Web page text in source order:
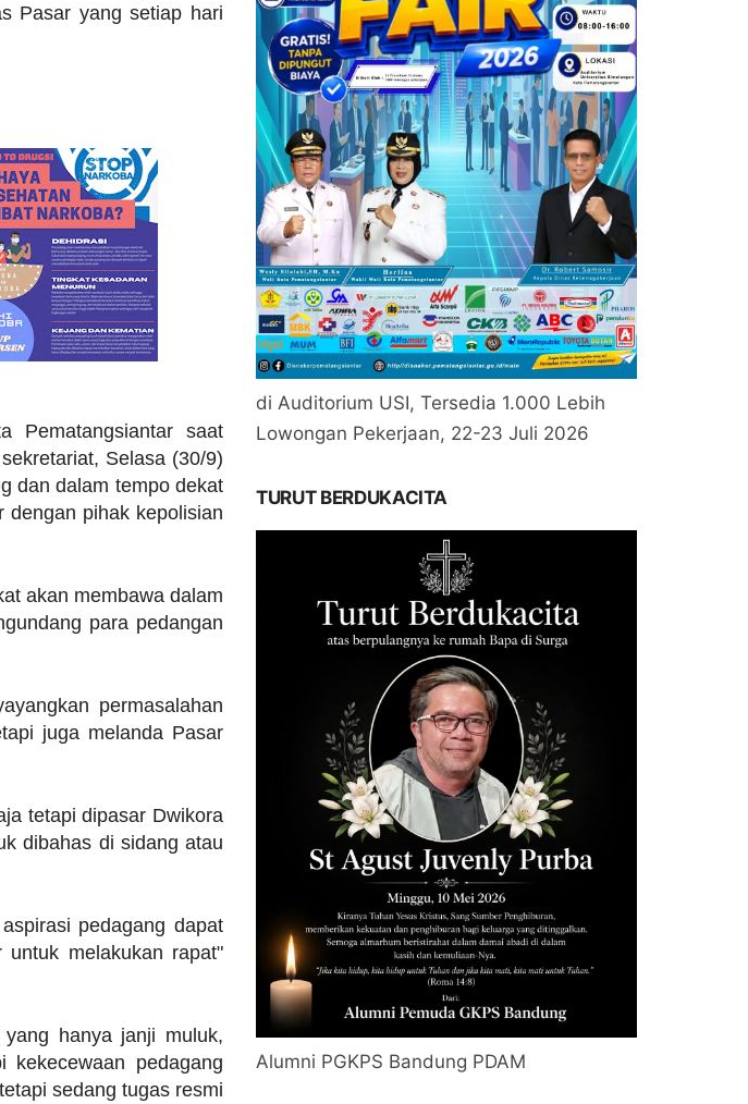
Pasar yang setiap hari
Pematangsiantar saat
Selasa (30/9)
dan dalam tempo dekat
dengan pihak kepolisian
akan membawa dalam
para pedangan
permasalahan
juga melanda Pasar
tetapi dipasar Dwikora
dibahas di sidang atau
pedagang dapat
melakukan rapat"
hanya janji muluk,
kekecewaan pedagang
sedang tugas resmi
di Auditorium USI, Tersedia 1.000 Lebih
Lowongan Pekerjaan, 22-23 Juli 2026
TURUT BERDUKACITA
Alumni PGKPS Bandung PDAM